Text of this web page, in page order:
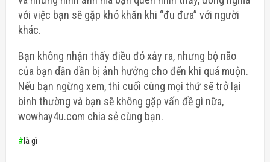
với việc bạn sẽ gặp khó khăn khi “đu đưa” với người
khác.
Bạn không nhận thấy điều đó xảy ra, nhưng bộ não
của bạn dần dần bị ảnh hưởng cho đến khi quá muộn.
Nếu bạn ngừng xem, thì cuối cùng mọi thứ sẽ trở lại
bình thường và bạn sẽ không gặp vấn đề gì nữa,
wowhay4u.com chia sẻ cùng bạn.
#là gì